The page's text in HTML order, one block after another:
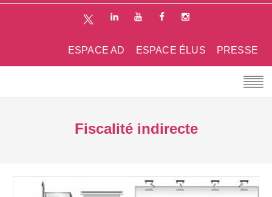
PRESSE
ESPACE ÉLUS
ESPACE AD
Fiscalité indirecte